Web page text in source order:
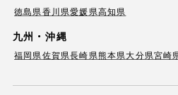
徳島県香川県愛媛県高知県
九州・沖縄
福岡県佐賀県長崎県熊本県大分県宮崎